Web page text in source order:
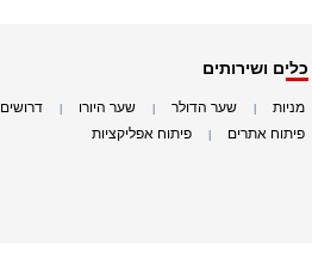
כלים ושירותים
מניות שער הדולר שער היורו דרושים
פיתוח אתרים פיתוח אפליקציות